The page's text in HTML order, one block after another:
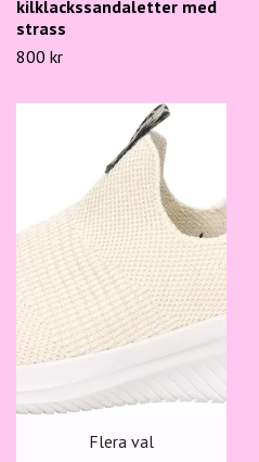
kilklackssandaletter med
strass
800 kr
Flera val